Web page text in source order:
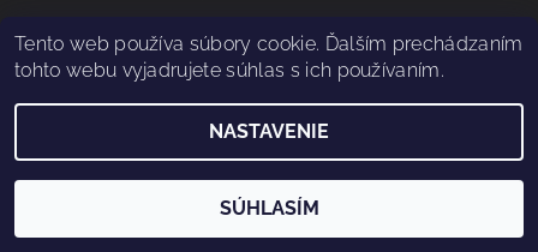
Vytvoril Shoptet
Tento web používa súbory cookie. Ďalším prechádzaním
tohto webu vyjadrujete súhlas s ich používaním.
NASTAVENIE
SÚHLASÍM